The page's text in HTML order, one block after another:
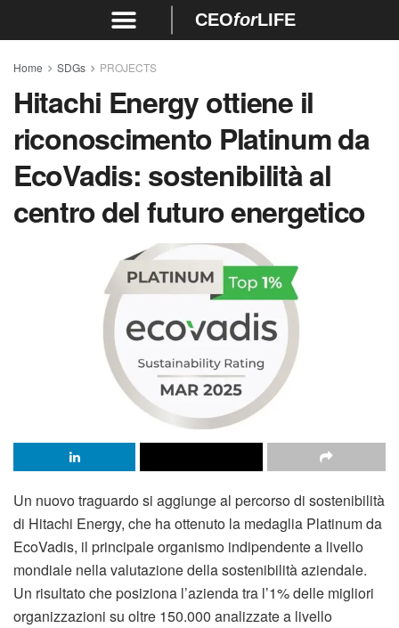
CEOforLIFE
Home SDGs PROJECTS
Hitachi Energy ottiene il
riconoscimento Platinum da
EcoVadis: sostenibilità al
centro del futuro energetico
Un nuovo traguardo si aggiunge al percorso di sostenibilità
di Hitachi Energy, che ha ottenuto la medaglia Platinum da
EcoVadis, il principale organismo indipendente a livello
mondiale nella valutazione della sostenibilità aziendale.
Un risultato che posiziona l’azienda tra l’1% delle migliori
organizzazioni su oltre 150.000 analizzate a livello